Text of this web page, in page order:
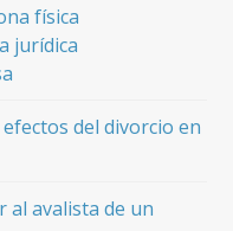
física
jurídica
del divorcio en
al avalista de un